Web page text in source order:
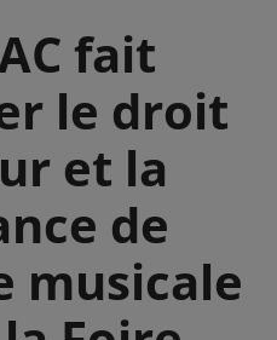
fait
le droit
et la
de
musicale